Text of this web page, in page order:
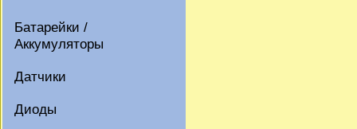
Батарейки /
Аккумуляторы
Датчики
Диоды